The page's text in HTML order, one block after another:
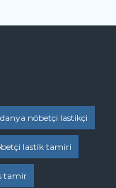
nöbetçi lastikçi
lastik tamiri
tamir